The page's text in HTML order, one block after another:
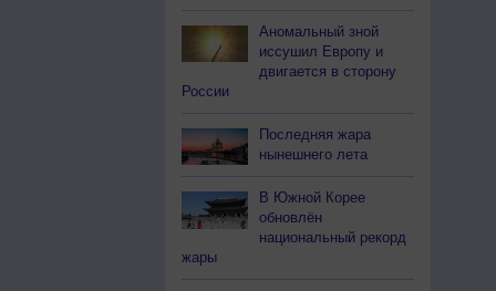
Аномальный зной
иссушил Европу и
двигается в сторону
России
Последняя жара
нынешнего лета
В Южной Корее
обновлён
национальный рекорд
жары